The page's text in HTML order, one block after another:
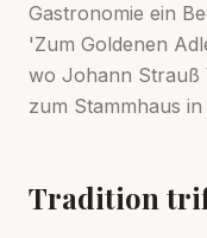
Gastronomie ein
'Zum Goldenen
wo Johann Strauß
zum Stammhaus
Tradition